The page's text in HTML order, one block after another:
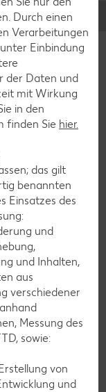
ganze Familie
mit
die Karten
können die
oder den
bisschen
Stiften
die
Hasen für
einer Henne für
Durch einen
Verarbeitungen
Einbindung
der Daten und
mit Wirkung
in den
finden Sie hier.
das gilt
benannten
Einsatzes des
und
und Inhalten,
aus
verschiedener
Messung des
sowie:
von
und